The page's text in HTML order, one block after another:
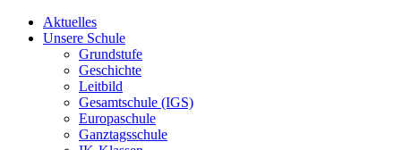
Aktuelles
Unsere Schule
Grundstufe
Geschichte
Leitbild
Gesamtschule (IGS)
Europaschule
Ganztagsschule